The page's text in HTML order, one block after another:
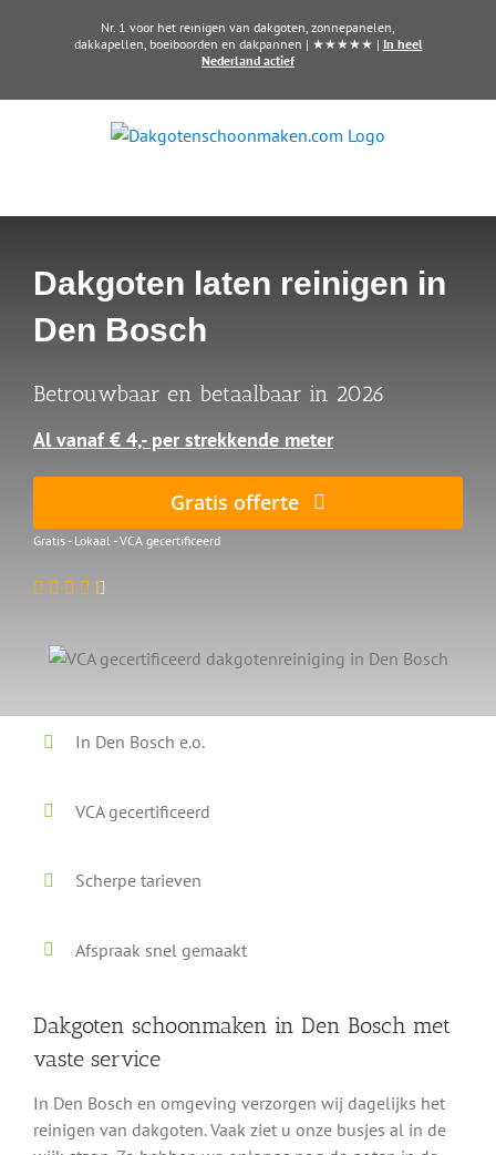
Nr. 1 voor het reinigen van dakgoten, zonnepanelen,
dakkapellen, boeiboorden en dakpannen | ★★★★★ | In heel
Nederland actief
Dakgoten laten reinigen in
Den Bosch
Betrouwbaar en betaalbaar in 2026
Al vanaf € 4,- per strekkende meter
Gratis offerte
Gratis - Lokaal - VCA gecertificeerd
In Den Bosch e.o.
VCA gecertificeerd
Scherpe tarieven
Afspraak snel gemaakt
Dakgoten schoonmaken in Den Bosch met
vaste service
In Den Bosch en omgeving verzorgen wij dagelijks het
reinigen van dakgoten. Vaak ziet u onze busjes al in de